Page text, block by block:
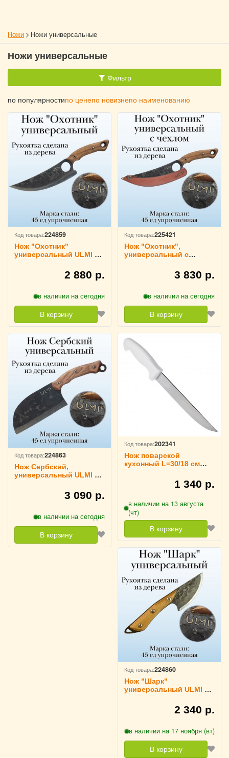
Ножи Ножи универсальные
Ножи универсальные
Фильтр
по популярностипо ценепо новизнепо наименованию
Код товара:224859
Нож "Охотник"
универсальный ULMI 33
2 880 р.
в наличии на сегодня
В корзину
Код товара:225421
Нож "Охотник",
универсальный с
3 830 р.
в наличии на сегодня
В корзину
Код товара:224863
Нож Сербский,
универсальный ULMI 33
3 090 р.
в наличии на сегодня
В корзину
Код товара:202341
Нож поварской
кухонный L=30/18 см
Master 24605/0871 340 р.
в наличии на 13 августа
(чт)
В корзину
Код товара:224860
Нож "Шарк"
универсальный ULMI 23
2 340 р.
в наличии на 17 ноября (вт)
В корзину